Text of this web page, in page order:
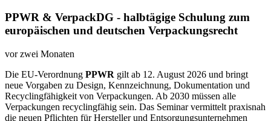
PPWR & VerpackDG - halbtägige Schulung zum
europäischen und deutschen Verpackungsrecht
vor zwei Monaten
Die EU-Verordnung PPWR gilt ab 12. August 2026 und bringt
neue Vorgaben zu Design, Kennzeichnung, Dokumentation und
Recyclingfähigkeit von Verpackungen. Ab 2030 müssen alle
Verpackungen recyclingfähig sein. Das Seminar vermittelt praxisnah
die neuen Pflichten für Hersteller und Entsorgungsunternehmen